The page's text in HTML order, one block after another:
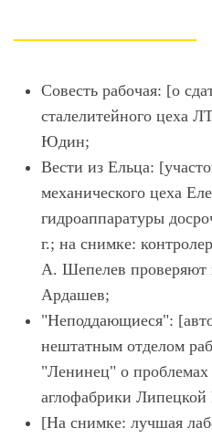
Совесть рабочая: [о
сталелитейного цеха
Юдин;
Вести из Ельца:
механического цеха
гидроаппаратуры
г.; на снимке:
А. Шепелев проверяют
Ардашев;
"Неподдающиеся":
нештатным отделом
"Ленинец" о проблемах
аглофабрики
[На снимке: лучшая